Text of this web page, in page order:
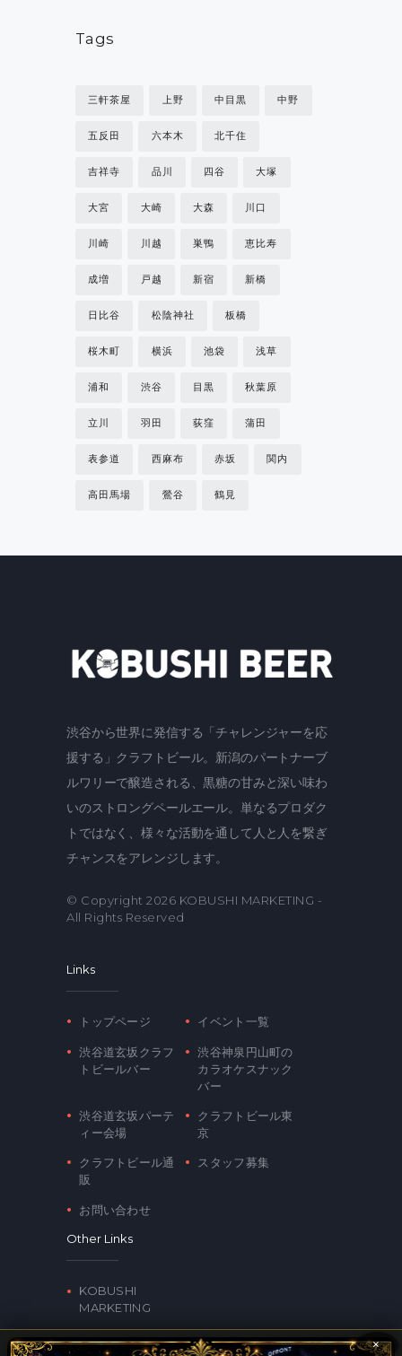
Tags
三軒茶屋 上野 中目黒 中野
五反田 六本木 北千住
吉祥寺 品川 四谷 大塚
大宮 大崎 大森 川口
川崎 川越 巣鴨 恵比寿
成増 戸越 新宿 新橋
日比谷 松陰神社 板橋
桜木町 横浜 池袋 浅草
浦和 渋谷 目黒 秋葉原
立川 羽田 荻窪 蒲田
表参道 西麻布 赤坂 関内
高田馬場 鶯谷 鶴見
渋谷から世界に発信する「チャレンジャーを応
援する」クラフトビール。新潟のパートナーブ
ルワリーで醸造される、黒糖の甘みと深い味わ
いのストロングペールエール。単なるプロダク
トではなく、様々な活動を通して人と人を繋ぎ
チャンスをアレンジします。
© Copyright 2026 KOBUSHI MARKETING -
All Rights Reserved
Links
トップページ イベント一覧
渋谷道玄坂クラフ
トビールバー
渋谷神泉円山町の
カラオケスナック
バー
渋谷道玄坂パーテ
ィー会場
クラフトビール東
京
クラフトビール通
販
スタッフ募集
お問い合わせ
Other Links
KOBUSHI
MARKETING
×